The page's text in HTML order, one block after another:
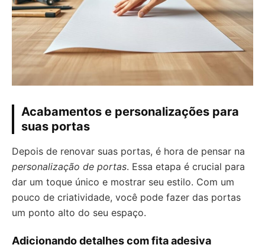
Acabamentos e personalizações para
suas portas
Depois de renovar suas portas, é hora de pensar na
personalização de portas. Essa etapa é crucial para
dar um toque único e mostrar seu estilo. Com um
pouco de criatividade, você pode fazer das portas
um ponto alto do seu espaço.
Adicionando detalhes com fita adesiva